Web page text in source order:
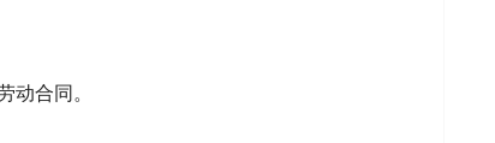
动合同。